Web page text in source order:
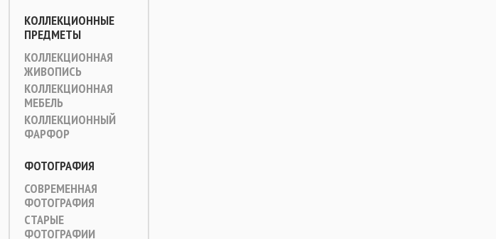
КОЛЛЕКЦИОННЫЕ
ПРЕДМЕТЫ
КОЛЛЕКЦИОННАЯ
ЖИВОПИСЬ
КОЛЛЕКЦИОННАЯ
МЕБЕЛЬ
КОЛЛЕКЦИОННЫЙ
ФАРФОР
ФОТОГРАФИЯ
СОВРЕМЕННАЯ
ФОТОГРАФИЯ
СТАРЫЕ
ФОТОГРАФИИ